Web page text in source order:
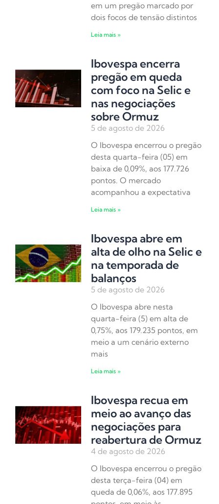
em um pregão marcado por
dois focos de tensão distintos
Leia mais »
Ibovespa encerra
pregão em queda
com foco na Selic e
nas negociações
sobre Ormuz
5 de agosto de 2026
O Ibovespa encerrou o pregão
desta quarta-feira (05) em
baixa de 0,09%, aos 177.726
pontos. O mercado
acompanhou a expectativa
Leia mais »
Ibovespa abre em
alta de olho na Selic e
na temporada de
balanços
5 de agosto de 2026
O Ibovespa abre nesta
quarta-feira (5) em alta de
0,75%, aos 179.235 pontos, em
meio a um cenário externo
mais
Leia mais »
Ibovespa recua em
meio ao avanço das
negociações para
reabertura de Ormuz
4 de agosto de 2026
O Ibovespa encerrou o pregão
desta terça-feira (04) em
queda de 0,06%, aos 177.895